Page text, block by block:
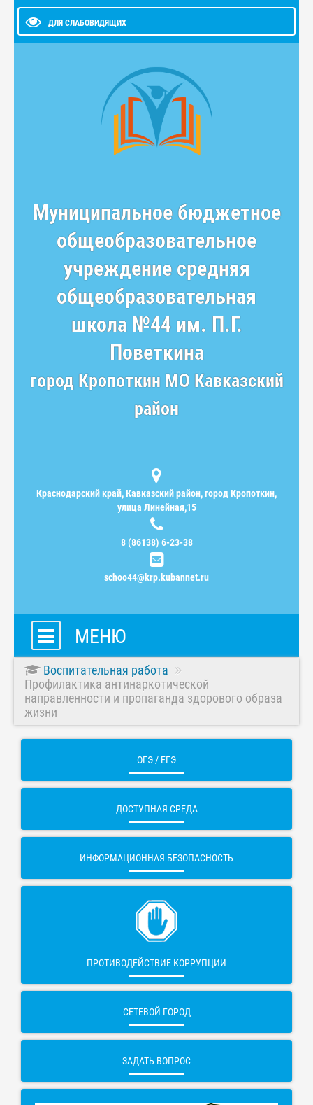
ДЛЯ СЛАБОВИДЯЩИХ
Муниципальное бюджетное
общеобразовательное
учреждение средняя
общеобразовательная
школа №44 им. П.Г.
Поветкина
город Кропоткин МО Кавказский
район
Краснодарский край, Кавказский район, город Кропоткин,
улица Линейная,15
8 (86138) 6-23-38
schoo44@krp.kubannet.ru
МЕНЮ
Воспитательная работа
Профилактика антинаркотической
направленности и пропаганда здорового образа
жизни
ОГЭ / ЕГЭ
ДОСТУПНАЯ СРЕДА
ИНФОРМАЦИОННАЯ БЕЗОПАСНОСТЬ
ПРОТИВОДЕЙСТВИЕ КОРРУПЦИИ
СЕТЕВОЙ ГОРОД
ЗАДАТЬ ВОПРОС